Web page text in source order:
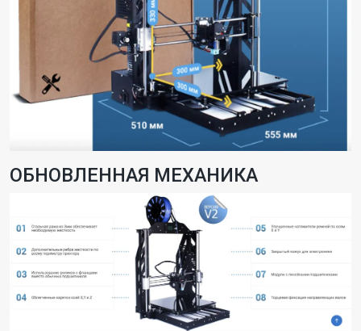
ОБНОВЛЕННАЯ МЕХАНИКА